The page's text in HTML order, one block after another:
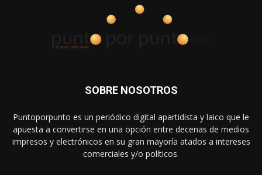
SOBRE NOSOTROS
Puntoporpunto es un periódico digital apartidista y laico que le
apuesta a convertirse en una opción entre decenas de medios
impresos y electrónicos en su gran mayoría atados a intereses
comerciales y/o políticos.